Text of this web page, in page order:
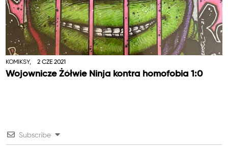
KOMIKSY, 2 CZE 2021
Wojownicze Żółwie Ninja kontra homofobia 1:0
Subscribe